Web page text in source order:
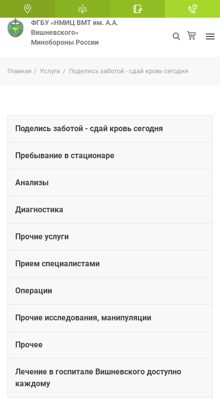
ФГБУ «НМИЦ ВМТ им. А.А.
Вишневского»
Минобороны России
Главная Услуги Поделись заботой - сдай кровь сегодня
Поделись заботой - сдай кровь сегодня
Пребывание в стационаре
Анализы
Диагностика
Прочие услуги
Прием специалистами
Операции
Прочие исследования, манипуляции
Прочее
Лечение в госпитале Вишневского доступно
каждому